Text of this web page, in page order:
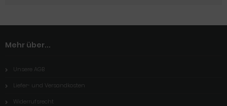
Mehr über...
Unsere AGB
Liefer- und Versandkosten
Widerrufsrecht